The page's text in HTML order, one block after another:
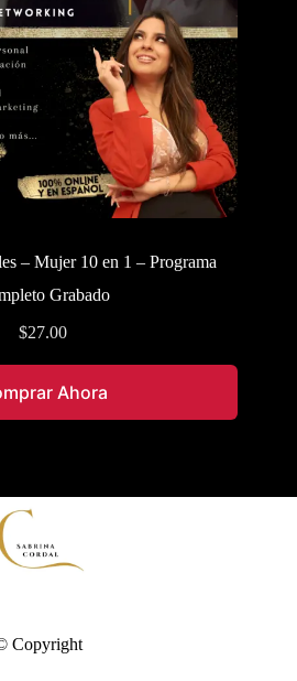
– Mujer 10 en 1 – Programa
Grabado
$27.00
Ahora
Copyright